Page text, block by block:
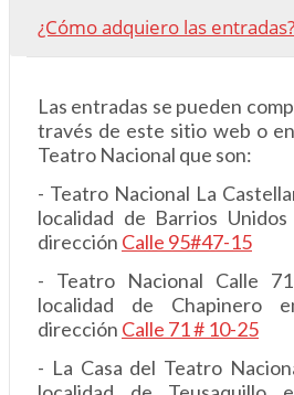
¿Cómo adquiero las entradas?
Las entradas se pueden
través de este sitio web o
Teatro Nacional que son:
- Teatro Nacional La
localidad de Barrios
dirección Calle 95#47-15
- Teatro Nacional Calle
localidad de Chapinero
dirección Calle 71 # 10-25
- La Casa del Teatro